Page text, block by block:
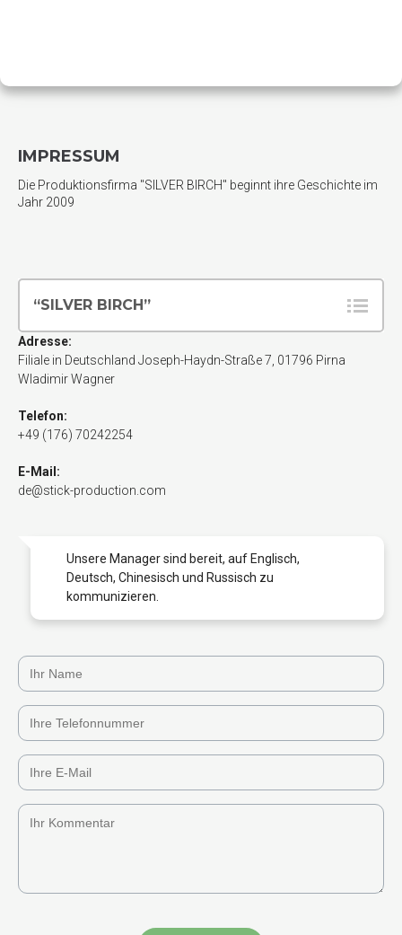
IMPRESSUM
Die Produktionsfirma "SILVER BIRCH" beginnt ihre Geschichte im
Jahr 2009
“SILVER BIRCH”
Adresse:
Filiale in Deutschland Joseph-Haydn-Straße 7 01796 Pirna
Wladimir Wagner
Telefon:
+49 (176) 70242254
E-Mail:
de@stick-production.com
Unsere Manager sind bereit, auf Englisch,
Deutsch, Chinesisch und Russisch zu
kommunizieren.